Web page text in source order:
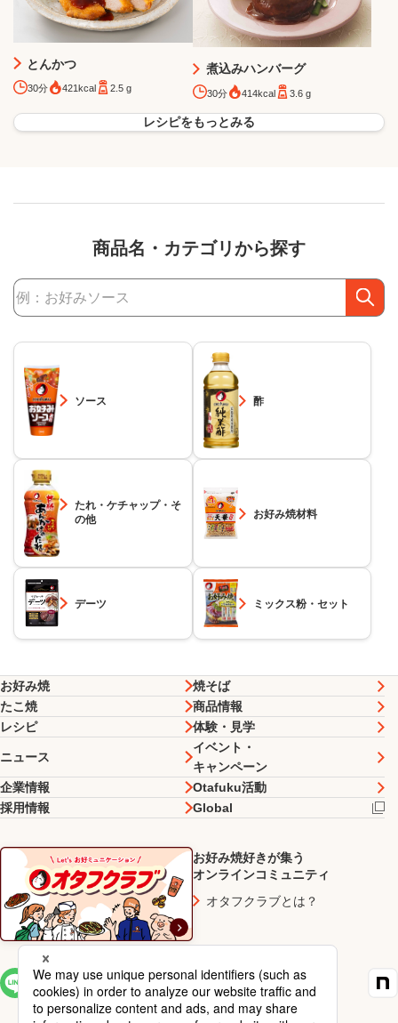
とんかつ
30分 421kcal 2.5 g
煮込みハンバーグ
30分 414kcal 3.6 g
レシピをもっとみる
商品名・カテゴリから探す
ソース 酢
たれ・ケチャップ・そ
の他
お好み焼材料
デーツ ミックス粉・セット
お好み焼
焼そば
たこ焼
商品情報
レシピ
体験・見学
ニュース
イベント・
キャンペーン
企業情報
Otafuku活動
採用情報
Global
お好み焼好きが集う
オンラインコミュニティ
オタフクラブとは？